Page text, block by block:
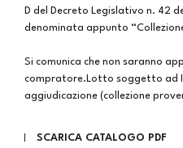
D del Decreto Legislativo n. 42
denominata appunto
Si comunica che non saranno
compratore.Lotto soggetto ad
aggiudicazione (collezione
SCARICA CATALOGO PDF